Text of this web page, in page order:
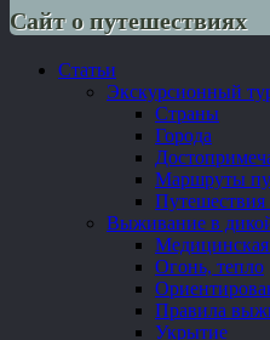
Сайт о путешествиях
Статьи
Экскурсионный
Страны
Города
Маршруты
Путешествия
Выживание в
Огонь, тепло
Правила
Укрытие